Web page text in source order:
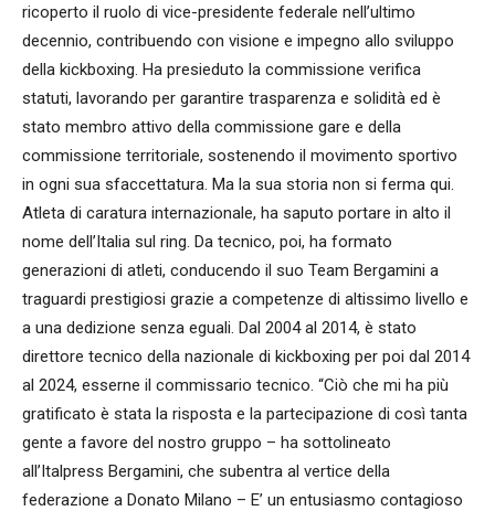
ricoperto il ruolo di vice-presidente federale nell’ultimo
decennio, contribuendo con visione e impegno allo sviluppo
della kickboxing. Ha presieduto la commissione verifica
statuti, lavorando per garantire trasparenza e solidità ed è
stato membro attivo della commissione gare e della
commissione territoriale, sostenendo il movimento sportivo
in ogni sua sfaccettatura. Ma la sua storia non si ferma qui.
Atleta di caratura internazionale, ha saputo portare in alto il
nome dell’Italia sul ring. Da tecnico, poi, ha formato
generazioni di atleti, conducendo il suo Team Bergamini a
traguardi prestigiosi grazie a competenze di altissimo livello e
a una dedizione senza eguali. Dal 2004 al 2014, è stato
direttore tecnico della nazionale di kickboxing per poi dal 2014
al 2024, esserne il commissario tecnico. “Ciò che mi ha più
gratificato è stata la risposta e la partecipazione di così tanta
gente a favore del nostro gruppo – ha sottolineato
all’Italpress Bergamini, che subentra al vertice della
federazione a Donato Milano – E’ un entusiasmo contagioso